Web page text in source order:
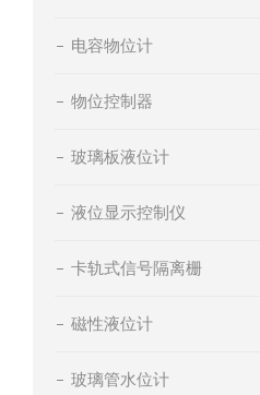
电容物位计
物位控制器
玻璃板液位计
液位显示控制仪
卡轨式信号隔离栅
磁性液位计
玻璃管水位计